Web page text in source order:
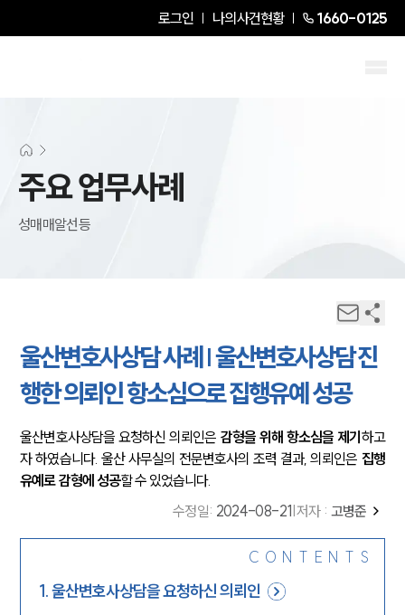
로그인 나의사건현황 1660-0125
주요 업무사례
성매매알선등
울산변호사상담 사례 | 울산변호사상담 진
행한 의뢰인 항소심으로 집행유예 성공
울산변호사상담을 요청하신 의뢰인은 감형을 위해 항소심을 제기 하고
자 하였습니다. 울산 사무실의 전문변호사의 조력 결과, 의뢰인은 집행
유예로 감형에 성공할 수 있었습니다.
수정일: 2024-08-21 저자 : 고병준
CONTENTS
1.울산변호사상담을 요청하신 의뢰인